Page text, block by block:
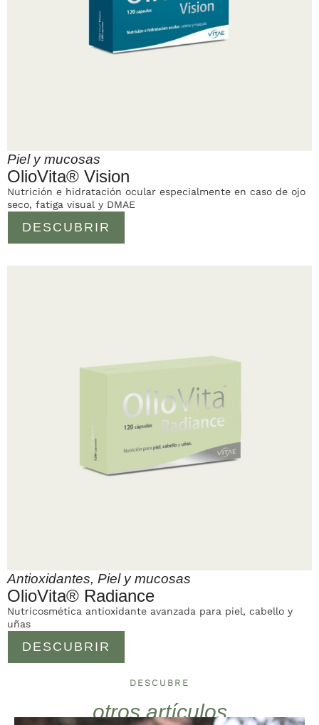
Piel y mucosas
OlioVita® Vision
DESCUBRIR
Nutrición e hidratación ocular especialmente en caso de ojo
seco, fatiga visual y DMAE
Antioxidantes, Piel y mucosas
OlioVita® Radiance
DESCUBRIR
Nutricosmética antioxidante avanzada para piel, cabello y
uñas
DESCUBRE
otros artículos